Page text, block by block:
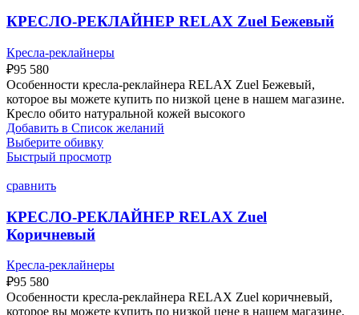
КРЕСЛО-РЕКЛАЙНЕР RELAX Zuel Бежевый
Кресла-реклайнеры
₽95 580
Особенности кресла-реклайнера RELAX Zuel Бежевый,
которое вы можете купить по низкой цене в нашем магазине.
Кресло обито натуральной кожей высокого
Добавить в Список желаний
Выберите обивку
Быстрый просмотр
сравнить
КРЕСЛО-РЕКЛАЙНЕР RELAX Zuel
Коричневый
Кресла-реклайнеры
₽95 580
Особенности кресла-реклайнера RELAX Zuel коричневый,
которое вы можете купить по низкой цене в нашем магазине.